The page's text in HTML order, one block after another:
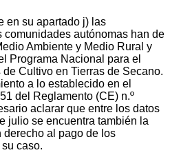
en su apartado j) las
autónomas han de
Ambiente y Medio Rural y
Programa Nacional para el
Cultivo en Tierras de Secano.
a lo establecido en el
del Reglamento (CE) n.º
aclarar que entre los datos
julio se encuentra también la
al pago de los
caso.